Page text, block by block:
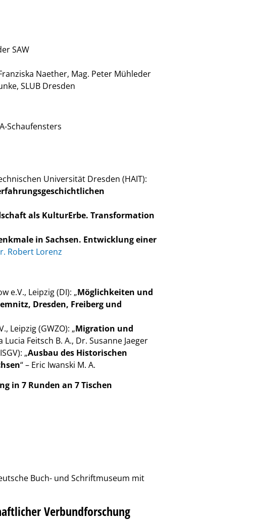
SAW
Naether, Mag. Peter Mühleder
SLUB Dresden
Schaufensters
Universität Dresden (HAIT):
als KulturErbe. Transformation
in Sachsen. Entwicklung einer
Robert Lorenz
e.V., Leipzig (DI): „Möglichkeiten und
Dresden, Freiberg und
Leipzig (GWZO): „Migration und
Lucia Feitsch B. A., Dr. Susanne Jaeger
„Ausbau des Historischen
“ – Eric Iwanski M. A.
in 7 Runden an 7 Tischen
Buch- und Schriftmuseum mit
Verbundforschung